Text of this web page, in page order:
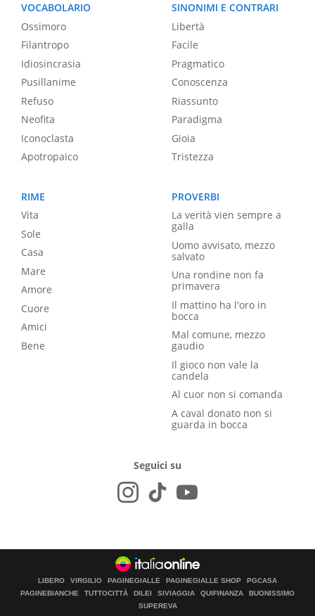
VOCABOLARIO
Ossimoro
Filantropo
Idiosincrasia
Pusillanime
Refuso
Neofita
Iconoclasta
Apotropaico
SINONIMI E CONTRARI
Libertà
Facile
Pragmatico
Conoscenza
Riassunto
Paradigma
Gioia
Tristezza
RIME
Vita
Sole
Casa
Mare
Amore
Cuore
Amici
Bene
PROVERBI
La verità vien sempre a
galla
Uomo avvisato, mezzo
salvato
Una rondine non fa
primavera
Il mattino ha l'oro in
bocca
Mal comune, mezzo
gaudio
Il gioco non vale la
candela
Al cuor non si comanda
A caval donato non si
guarda in bocca
Seguici su
LIBERO VIRGILIO PAGINEGIALLE PAGINEGIALLE SHOP
PGCASA
PAGINEBIANCHE
TUTTOCITTÀ DILEI SIVIAGGIA QUIFINANZA
BUONISSIMO
SUPEREVA